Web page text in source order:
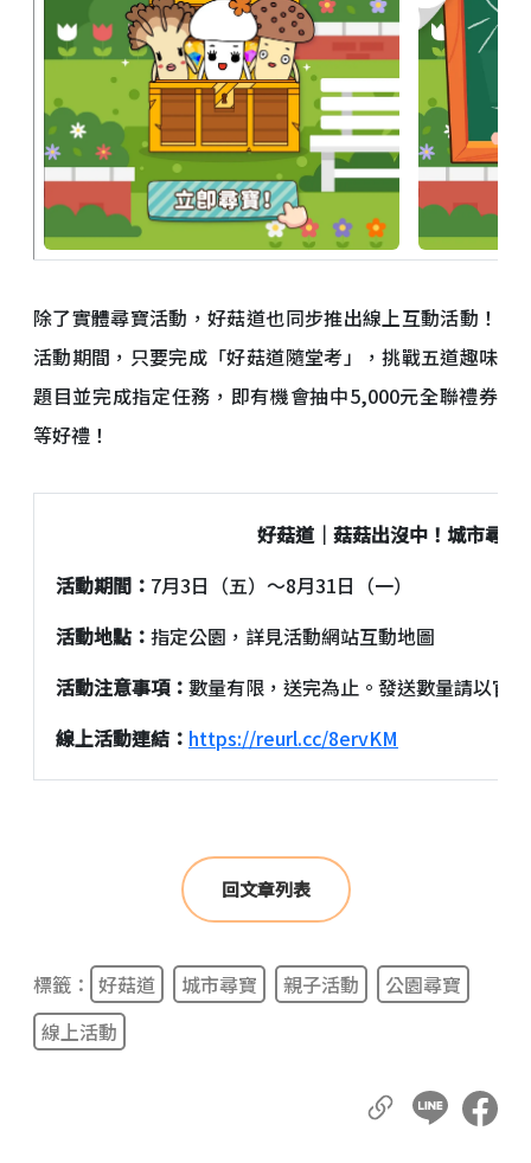
除了實體尋寶活動，好菇道也同步推出線上互動活動！
活動期間，只要完成「好菇道隨堂考」，挑戰五道趣味
題目並完成指定任務，即有機會抽中5,000元全聯禮券
等好禮！
好菇道｜菇菇出沒中！城市尋寶
活動期間： 7月3日（五）～8月31日（一）
活動地點： 指定公園，詳見活動網站互動地圖
活動注意事項： 數量有限，送完為止。發送數量請以官
線上活動連結： https://reurl.cc/8ervKM
回文章列表
標籤： 好菇道 城市尋寶 親子活動
公園尋寶
線上活動